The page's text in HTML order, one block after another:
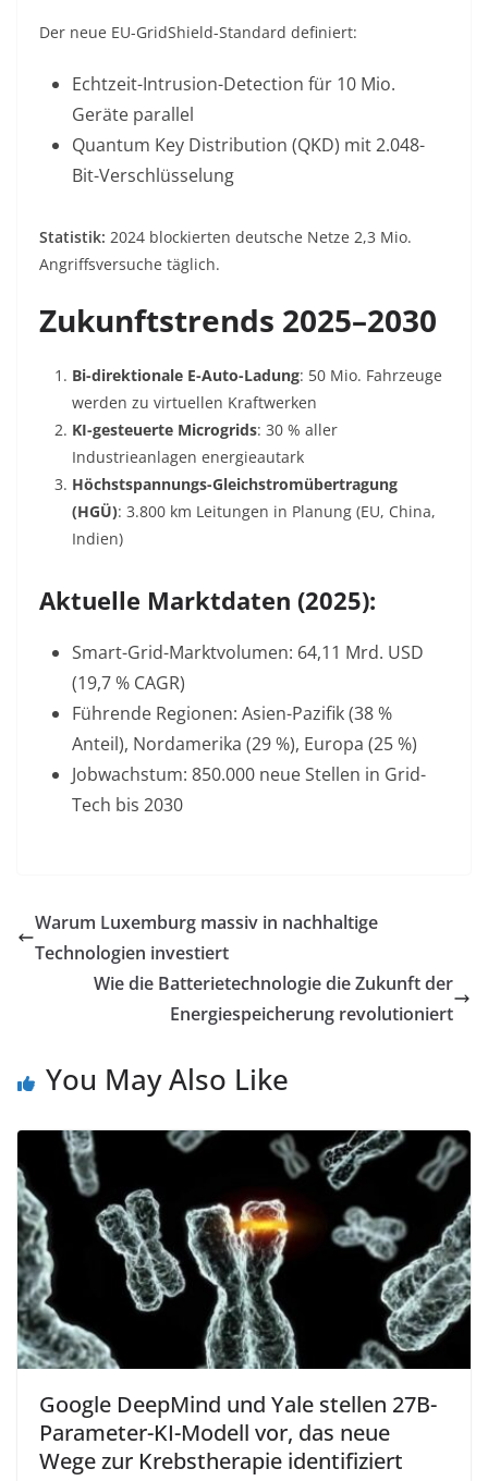
Der neue EU-GridShield-Standard definiert:
Echtzeit-Intrusion-Detection für 10 Mio.
Geräte parallel
Quantum Key Distribution (QKD) mit 2.048-
Bit-Verschlüsselung
Statistik: 2024 blockierten deutsche Netze 2,3 Mio.
Angriffsversuche täglich.
Zukunftstrends 2025–2030
Bi-direktionale E-Auto-Ladung: 50 Mio. Fahrzeuge
werden zu virtuellen Kraftwerken
KI-gesteuerte Microgrids: 30 % aller
Industrieanlagen energieautark
Höchstspannungs-Gleichstromübertragung
(HGÜ): 3.800 km Leitungen in Planung (EU, China,
Indien)
Aktuelle Marktdaten (2025):
Smart-Grid-Marktvolumen: 64,11 Mrd. USD
(19,7 % CAGR)
Führende Regionen: Asien-Pazifik (38 %
Anteil), Nordamerika (29 %), Europa (25 %)
Jobwachstum: 850.000 neue Stellen in Grid-
Tech bis 2030
Warum Luxemburg massiv in nachhaltige
Technologien investiert
Wie die Batterietechnologie die Zukunft der
Energiespeicherung revolutioniert
You May Also Like
Google DeepMind und Yale stellen 27B-
Parameter-KI-Modell vor, das neue
Wege zur Krebstherapie identifiziert